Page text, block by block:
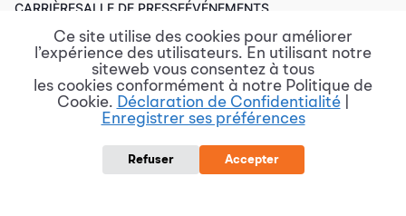
CARRIÈRESALLE DE PRESSEÉVÉNEMENTS
Copyright © 2023 FPT Software.
Conditions d'utilisationPolitique de confidentialité
Divulgation de vulnérabilitéPolitique de protection des données
Rapports de risque et de violation
Procurement @ FPT Software
Ce site utilise des cookies pour améliorer
l’expérience des utilisateurs. En utilisant notre
siteweb vous consentez à tous
les cookies conformément à notre Politique de
Cookie. Déclaration de Confidentialité|
Enregistrer ses préférences
Refuser Accepter